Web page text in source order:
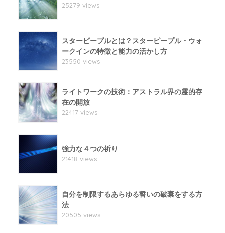
25279 views
スターピープルとは？スターピープル・ウォ
ークインの特徴と能力の活かし方
23550 views
ライトワークの技術：アストラル界の霊的存
在の開放
22417 views
強力な４つの祈り
21418 views
自分を制限するあらゆる誓いの破棄をする方
法
20505 views